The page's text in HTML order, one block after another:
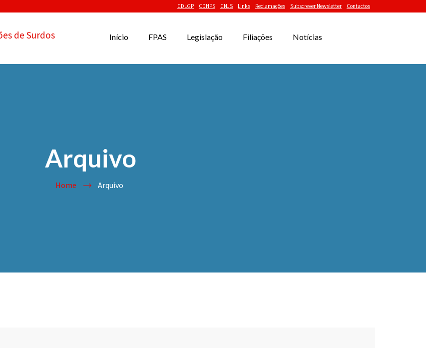
CDLGP CDHPS CNJS Links Reclamações Subscrever Newsletter Contactos
de Surdos Início FPAS Legislação Filiações Notícias
Arquivo
Home Arquivo